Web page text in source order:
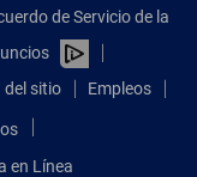
de Servicio de la
del sitio Empleos
en Línea